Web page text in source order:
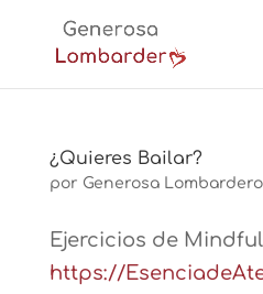
¿Quieres Bailar?
por Generosa Lombardero
Ejercicios de
https://